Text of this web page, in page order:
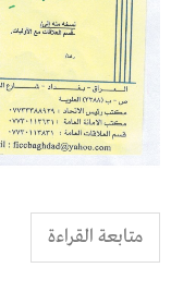
متابعة القراءة